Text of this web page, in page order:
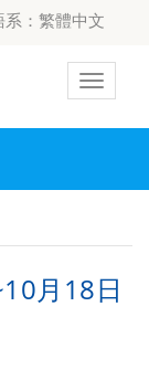
系：繁體中文
Toggle
月18日